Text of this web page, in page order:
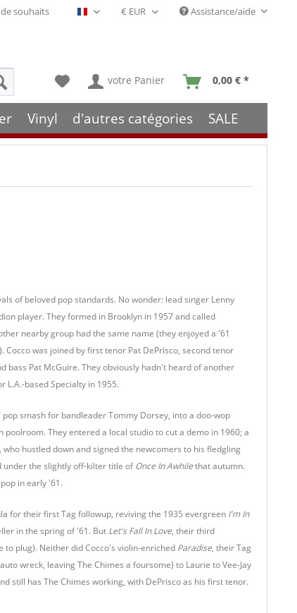
souhaits Français- FR Assistance/aide
votre Panier 0,00 € *
Vinyl d'autres catégories SALE
of beloved pop standards. No wonder: lead singer Lenny
player. They formed in Brooklyn in 1957 and called
nearby group had the same name (they enjoyed a '61
). Cocco was joined by first tenor Pat DePrisco, second tenor
bass Pat McGuire. They obviously hadn't heard of another
L.A.-based Specialty in 1955.
pop smash for bandleader Tommy Dorsey, into a doo-wop
They entered a local studio to cut a demo in 1960; a
hustled down and signed the newcomers to his fledgling
under the slightly off-kilter title ofOnce In Awhilethat autumn.
in early '61.
for their first Tag followup, reviving the 1935 evergreen I'm In
in the spring of '61. But Let's Fall In Love, their third
plug). Neither did Cocco's violin-enriched Paradise, their Tag
wreck, leaving The Chimes a foursome) to Laurie to Vee-Jay
still has The Chimes working, with DePrisco as his first tenor.